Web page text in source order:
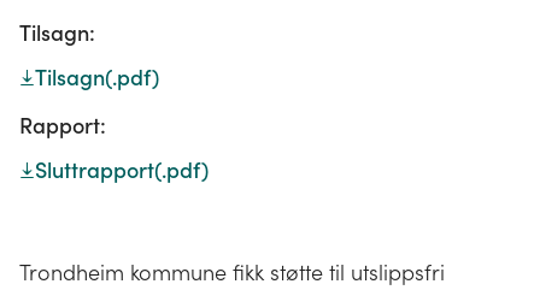
Tilsagn:
Tilsagn(.pdf)
Rapport:
Sluttrapport(.pdf)
Trondheim kommune fikk støtte til utslippsfri